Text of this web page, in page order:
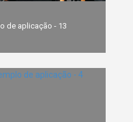
de aplicação - 13